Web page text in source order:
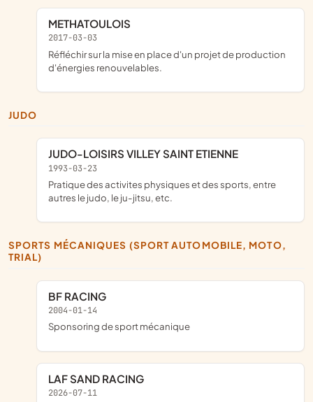
METHATOULOIS
2017-03-03
réfléchir sur la mise en place d'un projet de production
d'énergies renouvelables.
JUDO
JUDO-LOISIRS VILLEY SAINT ETIENNE
1993-03-23
Pratique des activites physiques et des sports, entre
autres le judo, le ju-jitsu, etc.
SPORTS MÉCANIQUES (SPORT AUTOMOBILE, MOTO,
TRIAL)
BF RACING
2004-01-14
sponsoring de sport mécanique
LAF SAND RACING
2026-07-11